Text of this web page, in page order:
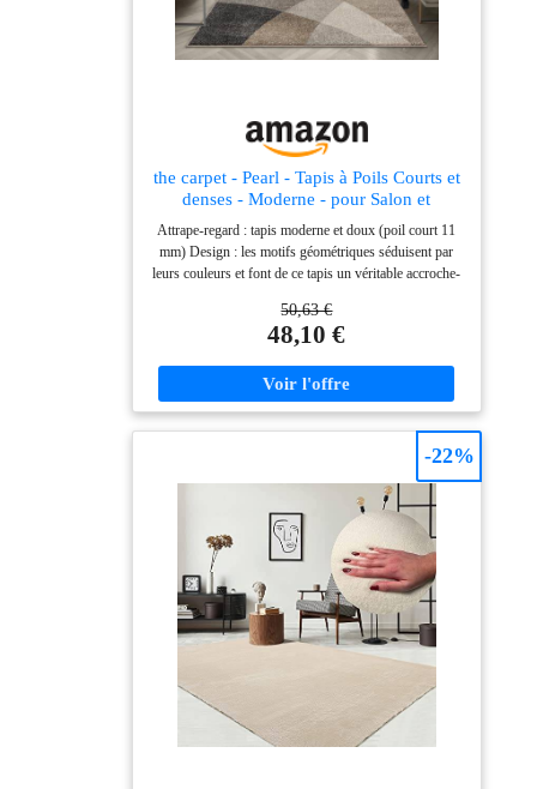
facile. Déco
contemporaine, style
unique pour votre
AUX PERSONNES
ALLERGIQUES ET
FACILE À
NETTOYER: Ce tapis
est facile à nettoyer et
idéal pour les
personnes souffrant
d'allergies, grâce à ses
fibres synthétiques. Le
polypropylène utilisé a
une haute résistance à
l'usure, est écologique,
assure une isolation
phonique et thermique.
VOTRE
SPÉCIALISTE DU
TAPIS : RugVista est
connu pour son
expérience dans la
production de tapis et
garantit un design
raffiné et une qualité
the carpet - Pearl - Tapis à Poils Courts et
denses - Moderne - pour Salon et
Chambre à Coucher - Découpe des
Contours - Motif géométrique - Motif
ondulé - Beige - 160 x 220 cm
Attrape-regard : tapis moderne et doux (poil court 11
mm) Design : les motifs géométriques séduisent par
leurs couleurs et font de ce tapis un véritable accroche-
dimensions courantes : 80x140, 120x160, 140x200,
160x220, 200x280 et 240x330 cm Entretien facile :
nettoyer (convient pour les robots aspirateurs) Haute
qualité : les fibres synthétiques utilisées conviennent
nocives du tapis ont été testées selon l'Oeko-Tex
50,63 €
48,10 €
-22%